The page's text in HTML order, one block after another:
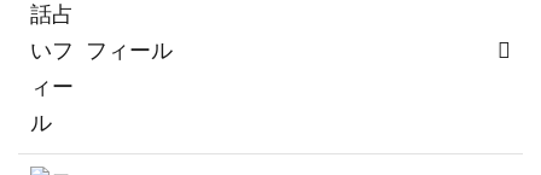
フィール